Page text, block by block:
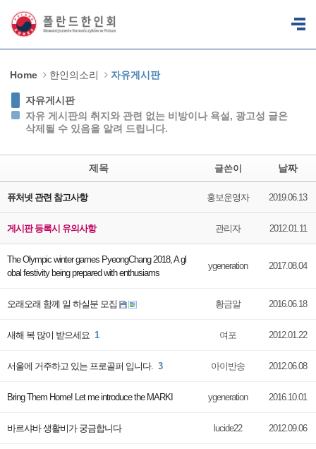
Home 한인의소리 자유게시판
자유게시판
자유 게시판의 취지와 관련 없는 비방이나 욕설, 광고성 글은
삭제될 수 있음을 알려 드립니다.
제목 글쓴이 날짜
퓨처넷 관련 참고사항 홍보운영자 2019.06.13
게시판 등록시 유의사항 관리자 2012.01.11
The Olympic winter games PyeongChang 2018, A gl
obal festivity being prepared with enthusiams
ygeneration 2017.08.04
오래오래 함께 일 하실분 모집 황금알 2016.06.18
새해 복 많이 받으세요 1 여포 2012.01.22
서울에 거주하고 있는 프로골퍼 입니다. 3 아이반송 2012.06.08
Bring Them Home! Let me introduce the MARKI ygeneration 2016.10.01
바르샤바 생활비가 궁금합니다 lucide22 2012.09.06